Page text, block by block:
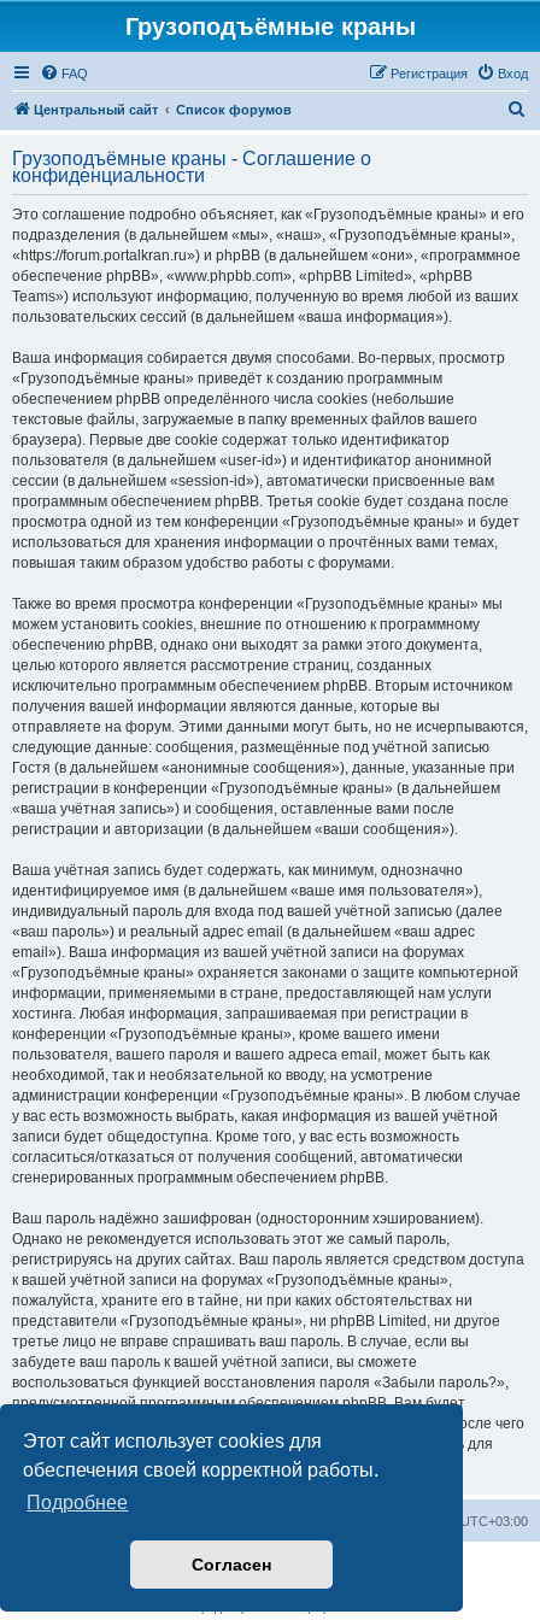
Этот сайт использует cookies для
обеспечения своей корректной работы.
Подробнее
Согласен
Грузоподъёмные краны
FAQ Вход
Регистрация
Центральный сайт Список форумов
с
Грузоподъёмные краны - Соглашение о
конфиденциальности
Это соглашение подробно объясняет, как «Грузоподъёмные краны» и его
подразделения (в дальнейшем «мы», «наш», «Грузоподъёмные краны»,
«https://forum.portalkran.ru») и phpBB (в дальнейшем «они», «программное
обеспечение phpBB», «www.phpbb.com», «phpBB Limited», «phpBB
Teams») используют информацию, полученную во время любой из ваших
пользовательских сессий (в дальнейшем «ваша информация»).
Ваша информация собирается двумя способами. Во-первых, просмотр
«Грузоподъёмные краны» приведёт к созданию программным
обеспечением phpBB определённого числа cookies (небольшие
текстовые файлы, загружаемые в папку временных файлов вашего
браузера). Первые две cookie содержат только идентификатор
пользователя (в дальнейшем «user-id») и идентификатор анонимной
сессии (в дальнейшем «session-id»), автоматически присвоенные вам
программным обеспечением phpBB. Третья cookie будет создана после
просмотра одной из тем конференции «Грузоподъёмные краны» и будет
использоваться для хранения информации о прочтённых вами темах,
повышая таким образом удобство работы с форумами.
Также во время просмотра конференции «Грузоподъёмные краны» мы
можем установить cookies, внешние по отношению к программному
обеспечению phpBB, однако они выходят за рамки этого документа,
целью которого является рассмотрение страниц, созданных
исключительно программным обеспечением phpBB. Вторым источником
получения вашей информации являются данные, которые вы
отправляете на форум. Этими данными могут быть, но не исчерпываются,
следующие данные: сообщения, размещённые под учётной записью
Гостя (в дальнейшем «анонимные сообщения»), данные, указанные при
регистрации в конференции «Грузоподъёмные краны» (в дальнейшем
«ваша учётная запись») и сообщения, оставленные вами после
регистрации и авторизации (в дальнейшем «ваши сообщения»).
Ваша учётная запись будет содержать, как минимум, однозначно
идентифицируемое имя (в дальнейшем «ваше имя пользователя»),
индивидуальный пароль для входа под вашей учётной записью (далее
«ваш пароль») и реальный адрес email (в дальнейшем «ваш адрес
email»). Ваша информация из вашей учётной записи на форумах
«Грузоподъёмные краны» охраняется законами о защите компьютерной
информации, применяемыми в стране, предоставляющей нам услуги
хостинга. Любая информация, запрашиваемая при регистрации в
конференции «Грузоподъёмные краны», кроме вашего имени
пользователя, вашего пароля и вашего адреса email, может быть как
необходимой, так и необязательной ко вводу, на усмотрение
администрации конференции «Грузоподъёмные краны». В любом случае
у вас есть возможность выбрать, какая информация из вашей учётной
записи будет общедоступна. Кроме того, у вас есть возможность
согласиться/отказаться от получения сообщений, автоматически
сгенерированных программным обеспечением phpBB.
Ваш пароль надёжно зашифрован (односторонним хэшированием).
Однако не рекомендуется использовать этот же самый пароль,
регистрируясь на других сайтах. Ваш пароль является средством доступа
к вашей учётной записи на форумах «Грузоподъёмные краны»,
пожалуйста, храните его в тайне, ни при каких обстоятельствах ни
представители «Грузоподъёмные краны», ни phpBB Limited, ни другое
третье лицо не вправе спрашивать ваш пароль. В случае, если вы
забудете ваш пароль к вашей учётной записи, вы сможете
воспользоваться функцией восстановления пароля «Забыли пароль?»,
предусмотренной программным обеспечением phpBB. Вам будет
необходимо ввести ваше имя пользователя и ваш адрес email, после чего
программное обеспечение phpBB сгенерирует вам новый пароль для
вашей учётной записи.
UTC+03:00
Создано на основеphpBB® Forum Software © phpBB Limited
Русская поддержка phpBB